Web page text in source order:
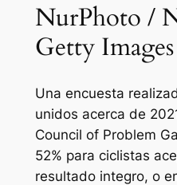
NurPhoto /
Getty Images
Una encuesta
unidos acerca de
Council of Problem
52% para ciclistas
resultado integro, o